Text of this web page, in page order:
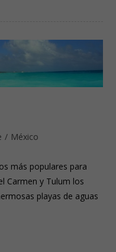
/ México
más populares para
Carmen y Tulum los
playas de aguas